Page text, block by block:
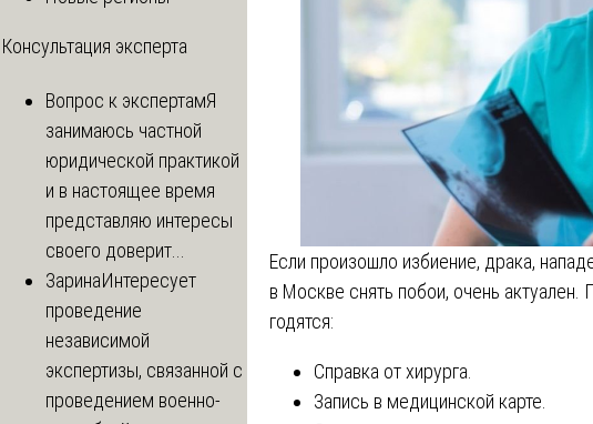
Если произошло избиение, драка,
в Москве снять побои, очень
годятся:
Справка от хирурга.
Запись в медицинской карте.
Консультация эксперта
Вопрос к экспертамЯ
занимаюсь частной
юридической практикой
и в настоящее время
представляю интересы
своего доверит...
ЗаринаИнтересует
проведение
независимой
экспертизы, связанной с
проведением военно-